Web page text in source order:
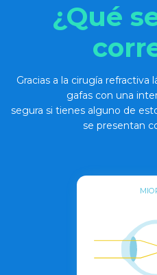
¿Qué
Gracias a la cirugía refractiva
gafas con una
segura si tienes alguno de
se presentan